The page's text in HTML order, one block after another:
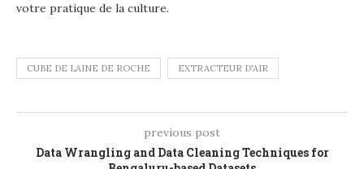
votre pratique de la culture.
CUBE DE LAINE DE ROCHE EXTRACTEUR D'AIR
previous post
Data Wrangling and Data Cleaning Techniques for